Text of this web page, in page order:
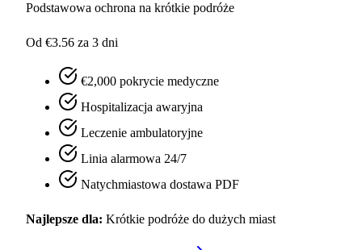
Podstawowa ochrona na krótkie podróże
Od €3.56 za 3 dni
€2,000 pokrycie medyczne
Hospitalizacja awaryjna
Leczenie ambulatoryjne
Linia alarmowa 24/7
Natychmiastowa dostawa PDF
Najlepsze dla: Krótkie podróże do dużych miast